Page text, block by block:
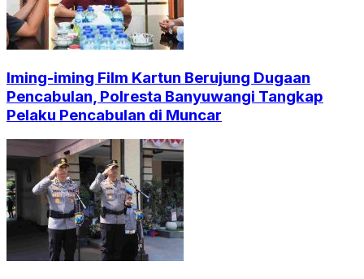
Iming-iming Film Kartun Berujung Dugaan
Pencabulan, Polresta Banyuwangi Tangkap
Pelaku Pencabulan di Muncar